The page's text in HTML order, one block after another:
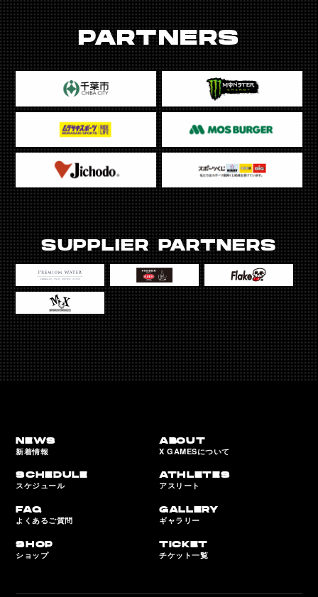
PARTNERS
SUPPLIER PARTNERS
NEWS
新着情報
ABOUT
X GAMESについて
SCHEDULE
スケジュール
ATHLETES
アスリート
FAQ
よくあるご質問
GALLERY
ギャラリー
SHOP
ショップ
TICKET
チケット一覧